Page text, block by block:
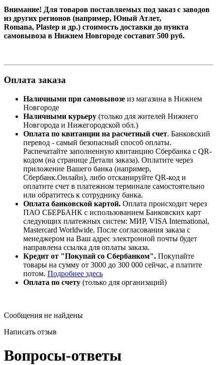
Внимание! Для товаров поставляемых под заказ с заводов
из других регионов (например, Юный Атлет,
Romana, Plastep и др.) стоимость доставки до пункта
самовывоза в Нижнем Новгороде составит 500 руб.
Оплата заказа
Наличными при самовывозе из магазина в Нижнем
Новгороде
Наличными курьеру (только для жителей Нижнего
Новгорода и Нижегородской обл.)
Оплата по квитанции на расчетный счет. Банковский
перевод - самый безопасный способ оплаты.
Распечатайте заполненную квитанцию Сбербанка с QR-
кодом (на странице Детали заказа). Оплатите через
приложение Вашего банка (например,
Сбербанк.Онлайн), либо отсканируйте QR-код и
оплатите счет в платежном терминале самостоятельно
или обратитесь к сотруднику банка.
Оплата банковской картой. Оплата происходит через
ПАО СБЕРБАНК с использованием Банковских карт
следующих платежных систем: МИР, VISA International,
Mastercard Worldwide. После согласования заказа с
менеджером на Ваш адрес электронной почты будет
направлена ссылка для оплаты заказа.
Кредит от "Покупай со Сбербанком". Покупайте
товары на сумму от 3000 до 300 000 сейчас, а платите
потом. Подробнее здесь
Оплата по счету (только для организаций)
Сообщения не найдены
Написать отзыв
Вопросы-ответы